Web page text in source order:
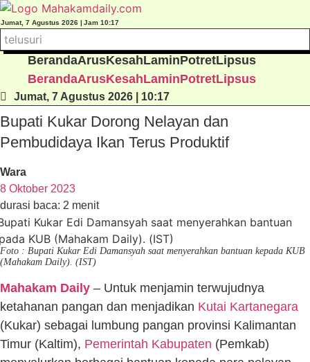
Lewati
ke
konten
Jumat, 7 Agustus 2026 | Jam 10:17
BerandaArusKesahLaminPotretLipsus
BerandaArusKesahLaminPotretLipsus
Jumat, 7 Agustus 2026 | 10:17
Bupati Kukar Dorong Nelayan dan
Pembudidaya Ikan Terus Produktif
Wara
8 Oktober 2023
durasi baca: 2 menit
Foto : Bupati Kukar Edi Damansyah saat menyerahkan bantuan kepada KUB
(Mahakam Daily). (IST)
Mahakam Daily – Untuk menjamin terwujudnya
ketahanan pangan dan menjadikan Kutai Kartanegara
(Kukar) sebagai lumbung pangan provinsi Kalimantan
Timur (Kaltim), Pemerintah Kabupaten (Pemkab)